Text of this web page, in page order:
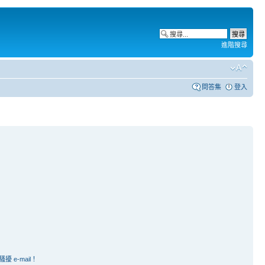
進階搜尋
問答集 登入
擾 e-mail！